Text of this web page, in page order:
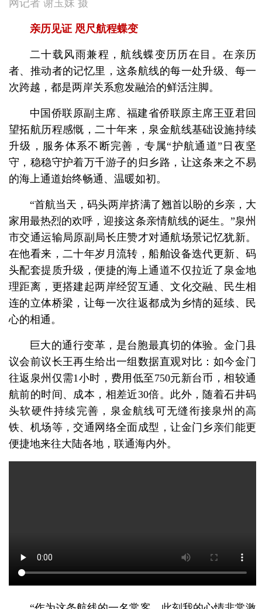
网记者 谢玉妹 摄
亲历见证 咫尺航程蝶变
二十载风雨兼程，航线蝶变历历在目。在亲历
者、推动者的记忆里，这条航线的每一处升级、每一
次跨越，都是两岸关系愈发融洽的鲜活注脚。
中国侨联原副主席、福建省侨联原主席王亚君回
望拓航历程感慨，二十年来，泉金航线基础设施持续
升级，服务体系不断完善，专属“护航通道”日夜坚
守，稳稳守护着万千游子的归乡路，让这条来之不易
的海上通道始终畅通、温暖如初。
“首航当天，码头两岸挤满了翘首以盼的乡亲，大
家用最热烈的欢呼，迎接这条亲情航线的诞生。”泉州
市交通运输局原副局长庄赞才对通航场景记忆犹新。
在他看来，二十年岁月流转，船舶设备迭代更新、码
头配套提质升级，便捷的海上通道不仅拉近了泉金地
理距离，更搭建起两岸经贸互通、文化交融、民生相
连的立体桥梁，让每一次往返都成为乡情的延续、民
心的相通。
巨大的通行变革，是台胞最真切的体验。金门县
议会前议长王再生给出一组数据直观对比：如今金门
往返泉州仅需1小时，费用低至750元新台币，相较通
航前的时间、成本，相差近30倍。此外，随着石井码
头软硬件持续完善，泉金航线可无缝衔接泉州的高
铁、机场等，交通网络全面成型，让金门乡亲们能更
便捷地来往大陆各地，联通海内外。